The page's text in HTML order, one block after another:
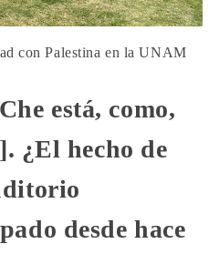
con Palestina en la UNAM
está, como,
¿El hecho de
desde hace